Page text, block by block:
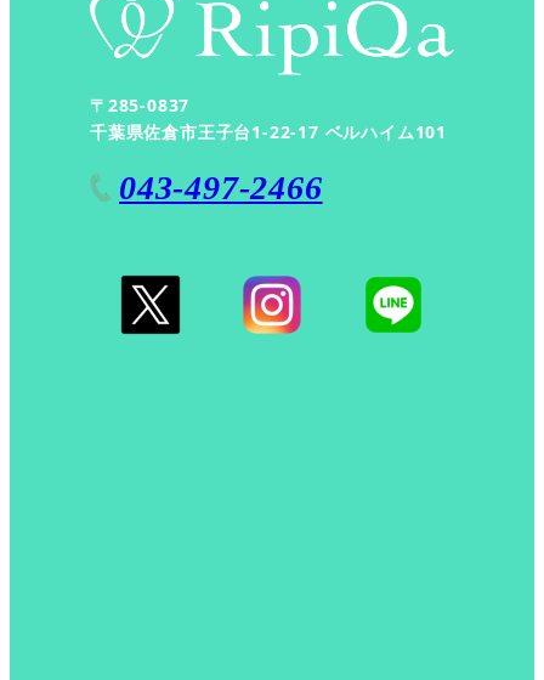
〒285-0837
千葉県佐倉市王子台1-22-17 ベルハイム101
043-497-2466